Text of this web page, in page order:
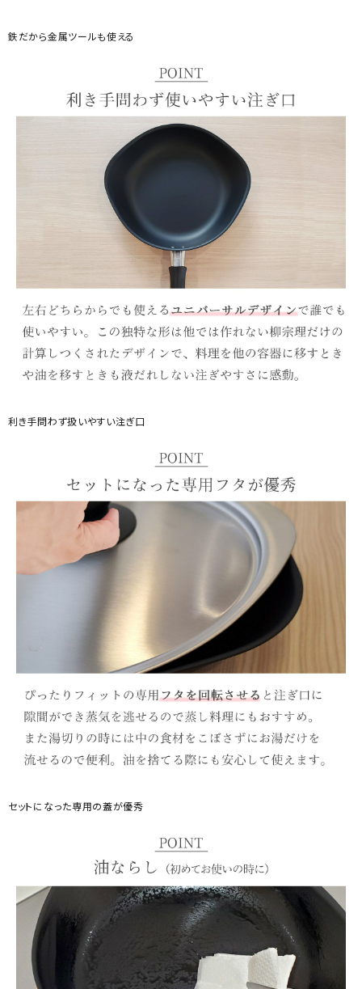
鉄だから金属ツールも使える
利き手問わず扱いやすい注ぎ口
セットになった専用の蓋が優秀